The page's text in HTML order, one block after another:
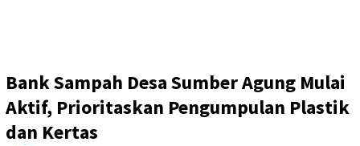
Bank Sampah Desa Sumber Agung Mulai
Aktif, Prioritaskan Pengumpulan Plastik
dan Kertas